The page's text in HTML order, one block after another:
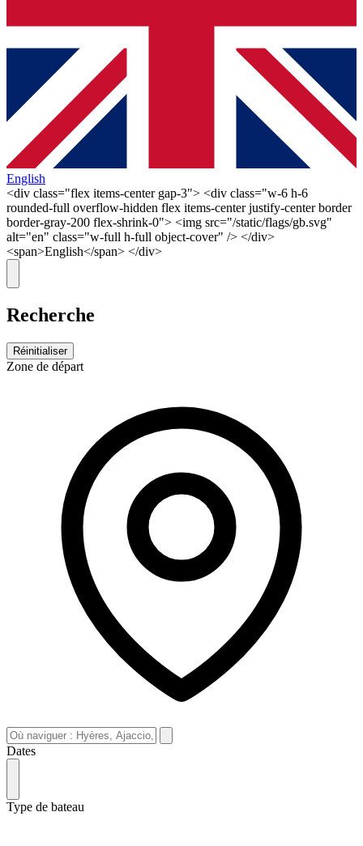
English
<div class="flex items-center gap-3"> <div class="w-6 h-6
rounded-full overflow-hidden flex items-center justify-center border
border-gray-200 flex-shrink-0"> <img src="/static/flags/gb.svg"
alt="en" class="w-full h-full object-cover" /> </div>
<span>English</span> </div>
Recherche
Réinitialiser
Zone de départ
Dates
Type de bateau